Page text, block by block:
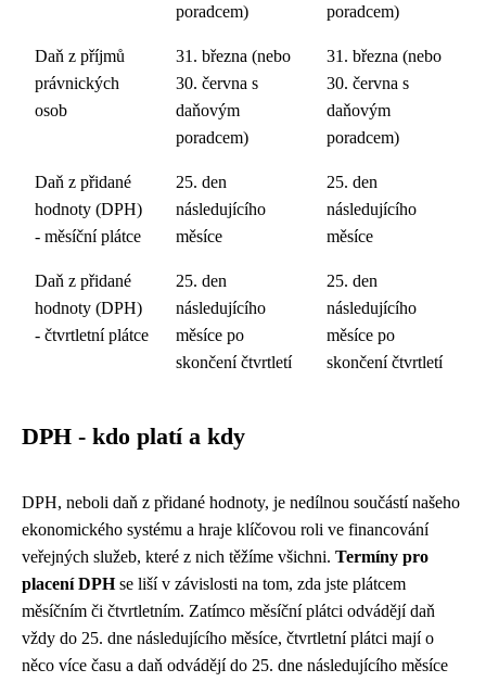
poradcem)
poradcem)
Daň z příjmů
právnických
osob
31. března (nebo
30. června s
daňovým
poradcem)
31. března (nebo
30. června s
daňovým
poradcem)
Daň z přidané
hodnoty (DPH)
- měsíční plátce
25. den
následujícího
měsíce
25. den
následujícího
měsíce
Daň z přidané
hodnoty (DPH)
- čtvrtletní plátce
25. den
následujícího
měsíce po
skončení čtvrtletí
25. den
následujícího
měsíce po
skončení čtvrtletí
DPH - kdo platí a kdy
DPH, neboli daň z přidané hodnoty, je nedílnou součástí našeho
ekonomického systému a hraje klíčovou roli ve financování
veřejných služeb, které z nich těžíme všichni. Termíny pro
placení DPHse liší v závislosti na tom, zda jste plátcem
měsíčním či čtvrtletním. Zatímco měsíční plátci odvádějí daň
vždy do 25. dne následujícího měsíce, čtvrtletní plátci mají o
něco více času a daň odvádějí do 25. dne následujícího měsíce